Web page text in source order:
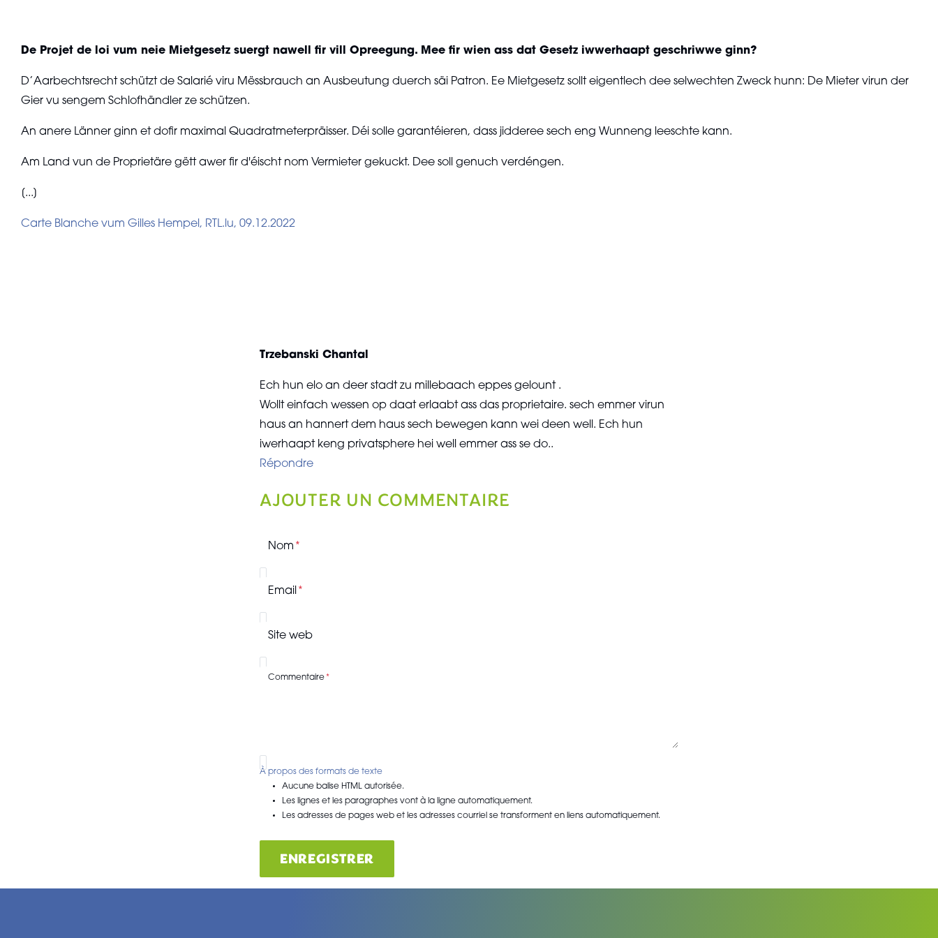
De Projet de loi vum neie Mietgesetz suergt nawell fir vill Opreegung. Mee fir wien ass dat Gesetz iwwerhaapt geschriwwe ginn?
D’Aarbechtsrecht schützt de Salarié viru Mëssbrauch an Ausbeutung duerch säi Patron. Ee Mietgesetz sollt eigentlech dee selwechten Zweck hunn: De Mieter virun der
Gier vu sengem Schlofhändler ze schützen.
An anere Länner ginn et dofir maximal Quadratmeterpräisser. Déi solle garantéieren, dass jidderee sech eng Wunneng leeschte kann.
Am Land vun de Proprietäre gëtt awer fir d'éischt nom Vermieter gekuckt. Dee soll genuch verdéngen.
[...]
Carte Blanche vum Gilles Hempel, RTL.lu, 09.12.2022
Trzebanski Chantal
Ech hun elo an deer stadt zu millebaach eppes gelount .
Wollt einfach wessen op daat erlaabt ass das proprietaire. sech emmer virun
haus an hannert dem haus sech bewegen kann wei deen well. Ech hun
iwerhaapt keng privatsphere hei well emmer ass se do..
Répondre
AJOUTER UN COMMENTAIRE
Nom
Email
Site web
Commentaire
À propos des formats de texte
Aucune balise HTML autorisée.
Les lignes et les paragraphes vont à la ligne automatiquement.
Les adresses de pages web et les adresses courriel se transforment en liens automatiquement.
ENREGISTRER